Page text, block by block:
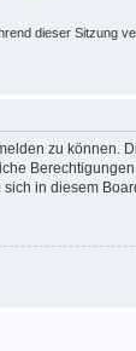
dieser Sitzung
zu
in diesem